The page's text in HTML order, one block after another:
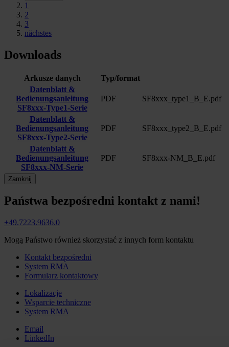
1
2
3
nächstes
Downloads
Arkusze danych
Typ/format
Datenblatt &
Bedienungsanleitung
SF8xxx-Type1-Serie
PDF SF8xxx_type1_B_E.pdf
Datenblatt &
Bedienungsanleitung
SF8xxx-Type2-Serie
PDF SF8xxx_type2_B_E.pdf
Datenblatt &
Bedienungsanleitung
SF8xxx-NM-Serie
PDF SF8xxx-NM_B_E.pdf
Zamknij
Państwa bezpośredni kontakt z nami!
+49.7223.9636.0
Mogą Państwo również skorzystać z innych form kontaktu
Kontakt bezpośredni
System RMA
Formularz kontaktowy
Lokalizacje
Wsparcie techniczne
System RMA
Email
LinkedIn